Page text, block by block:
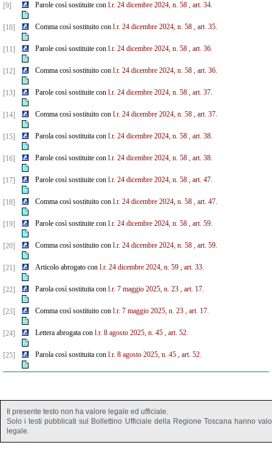
[9]
Parole così sostituite con l.r. 24 dicembre 2024, n. 58 , art. 34.
[10] Comma così sostituito con l.r. 24 dicembre 2024, n. 58 , art. 35.
[11] Parole così sostituite con l.r. 24 dicembre 2024, n. 58 , art. 36.
[12] Comma così sostituito con l.r. 24 dicembre 2024, n. 58 , art. 36.
[13] Parole così sostituite con l.r. 24 dicembre 2024, n. 58 , art. 37.
[14] Comma così sostituito con l.r. 24 dicembre 2024, n. 58 , art. 37.
[15] Parola così sostituita con l.r. 24 dicembre 2024, n. 58 , art. 38.
[16] Parole così sostituite con l.r. 24 dicembre 2024, n. 58 , art. 38.
[17] Parole così sostituite con l.r. 24 dicembre 2024, n. 58 , art. 47.
[18] Comma così sostituito con l.r. 24 dicembre 2024, n. 58 , art. 47.
[19] Parole così sostituite con l.r. 24 dicembre 2024, n. 58 , art. 59.
[20] Comma così sostituito con l.r. 24 dicembre 2024, n. 58 , art. 59.
[21] Articolo abrogato con l.r. 24 dicembre 2024, n. 59 , art. 33.
[22] Parola così sostituita con l.r. 7 maggio 2025, n. 23 , art. 17.
[23] Comma così sostituito con l.r. 7 maggio 2025, n. 23 , art. 17.
[24] Lettera abrogata con l.r. 8 agosto 2025, n. 45 , art. 52.
[25] Parola così sostituita con l.r. 8 agosto 2025, n. 45 , art. 52.
Il presente testo non ha valore legale ed ufficiale.
Solo i testi pubblicati sul Bollettino Ufficiale della Regione Toscana hanno
legale.